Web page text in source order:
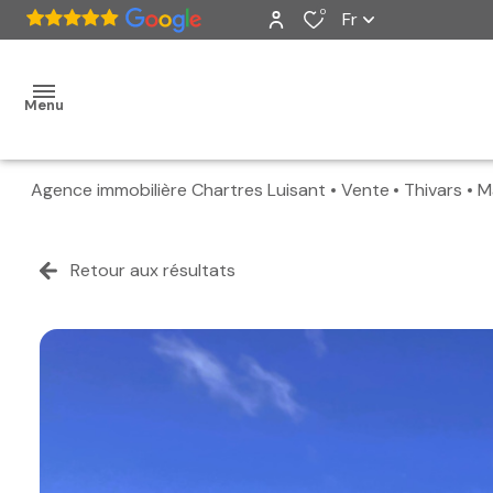
0 Fr
Menu
ventes
biens
Agence immobilière Chartres Luisant Vente Thivars
Retour aux résultats